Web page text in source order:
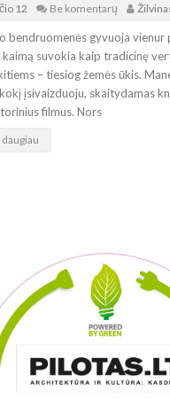
12 Be komentarų
bendruomenės gyvuoja vienur
kaimą suvokia kaip tradicinę
– tiesiog žemės ūkis.
įsivaizduoju, skaitydamas
filmus. Nors